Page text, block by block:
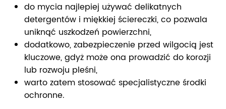
do mycia najlepiej używać delikatnych
detergentów i miękkiej ściereczki, co pozwala
uniknąć uszkodzeń powierzchni,
dodatkowo, zabezpieczenie przed wilgocią jest
kluczowe, gdyż może ona prowadzić do korozji
lub rozwoju pleśni,
warto zatem stosować specjalistyczne środki
ochronne.